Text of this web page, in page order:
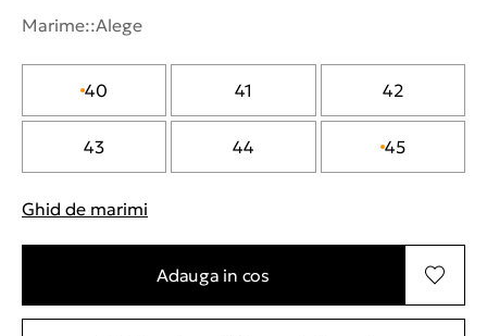
Marime::Alege
40 41 42
43 44 45
Ghid de marimi
Adauga in cos